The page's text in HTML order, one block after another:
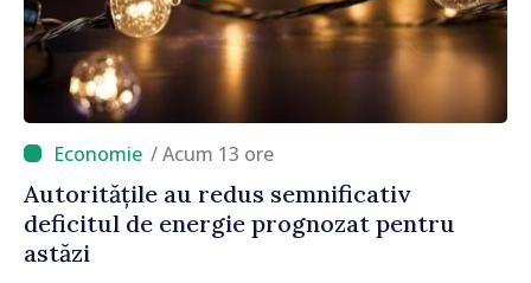
/ Acum 13 ore
Autoritățile au redus semnificativ
deficitul de energie prognozat pentru
astăzi